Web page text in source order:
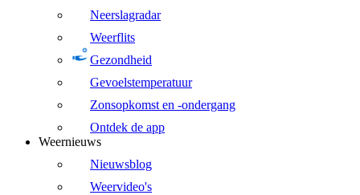
Neerslagradar
Weerflits
Gezondheid
Gevoelstemperatuur
Zonsopkomst en -ondergang
Ontdek de app
Weernieuws
Nieuwsblog
Weervideo's